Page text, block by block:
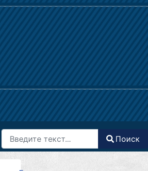
Поиск
Type 2 or more characters for results.
Поиск